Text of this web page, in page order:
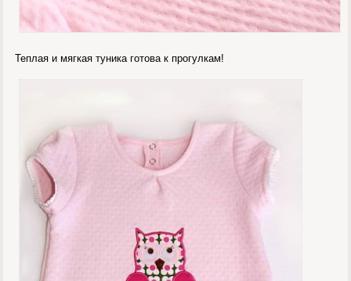
Теплая и мягкая туника готова к прогулкам!